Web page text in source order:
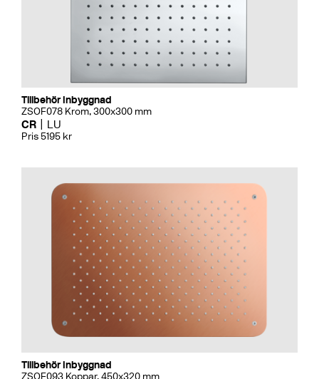
Tillbehör Inbyggnad
ZSOF078 Krom, 300x300 mm
CR LU
Pris 5195 kr
Tillbehör Inbyggnad
ZSOF093 Koppar, 450x320 mm